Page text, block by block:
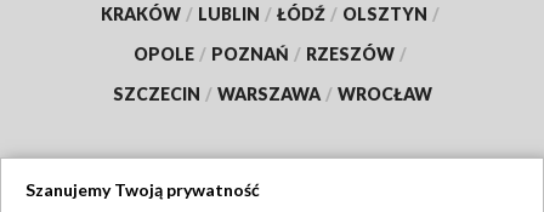
KRAKÓW / LUBLIN / ŁÓDŹ / OLSZTYN /
OPOLE / POZNAŃ / RZESZÓW /
SZCZECIN / WARSZAWA / WROCŁAW
Szanujemy Twoją prywatność